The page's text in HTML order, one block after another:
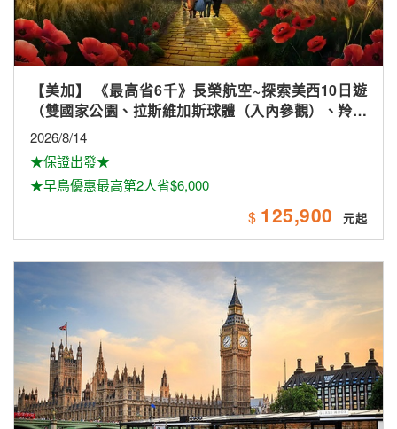
【歐洲】英格蘭、蘇格蘭、愛爾蘭全覽16天【倫敦市
區飯店2晚、唯美小鎮、景觀火車、雙酒廠、米其林、
雙大學城、下午茶
2026/8/28
★長榮航空★直飛倫敦★
$222,900